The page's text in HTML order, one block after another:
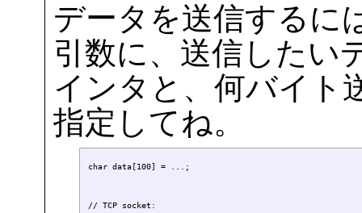
データを送信するに
引数に、送信したい
インタと、何バイト
指定してね。
char data[100] = ...;
// TCP socket: